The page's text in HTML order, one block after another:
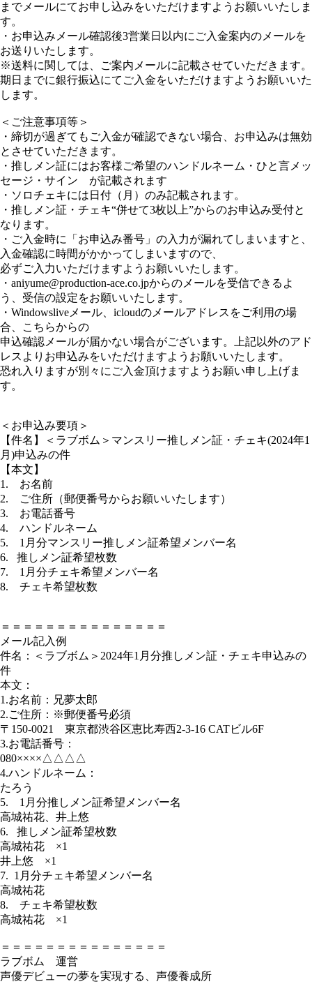
までメールにてお申し込みをいただけますようお願いいたしま
す。
・お申込みメール確認後3営業日以内にご入金案内のメールを
お送りいたします。
※送料に関しては、ご案内メールに記載させていただきます。
期日までに銀行振込にてご入金をいただけますようお願いいた
します。
＜ご注意事項等＞
・締切が過ぎてもご入金が確認できない場合、お申込みは無効
とさせていただきます。
・推しメン証にはお客様ご希望のハンドルネーム・ひと言メッ
セージ・サイン が記載されます
・ソロチェキには日付（月）のみ記載されます。
・推しメン証・チェキ“併せて3枚以上”からのお申込み受付と
なります。
・ご入金時に「お申込み番号」の入力が漏れてしまいますと、
入金確認に時間がかかってしまいますので、
必ずご入力いただけますようお願いいたします。
・aniyume@production-ace.co.jpからのメールを受信できるよ
う、受信の設定をお願いいたします。
・Windowsliveメール、icloudのメールアドレスをご利用の場
合、こちらからの
申込確認メールが届かない場合がございます。上記以外のアド
レスよりお申込みをいただけますようお願いいたします。
恐れ入りますが別々にご入金頂けますようお願い申し上げま
す。
＜お申込み要項＞
【件名】＜ラブボム＞マンスリー推しメン証・チェキ(2024年1
月)申込みの件
【本文】
1. お名前
2. ご住所（郵便番号からお願いいたします）
3. お電話番号
4. ハンドルネーム
5. 1月分マンスリー推しメン証希望メンバー名
6. 推しメン証希望枚数
7. 1月分チェキ希望メンバー名
8. チェキ希望枚数
＝＝＝＝＝＝＝＝＝＝＝＝＝＝＝
メール記入例
件名：＜ラブボム＞2024年1月分推しメン証・チェキ申込みの
件
本文：
1.お名前：兄夢太郎
2.ご住所：※郵便番号必須
〒150-0021 東京都渋谷区恵比寿西2-3-16 CATビル6F
3.お電話番号：
080××××△△△△
4.ハンドルネーム：
たろう
5. 1月分推しメン証希望メンバー名
高城祐花、井上悠
6. 推しメン証希望枚数
高城祐花 ×1
井上悠 ×1
7. 1月分チェキ希望メンバー名
高城祐花
8. チェキ希望枚数
高城祐花 ×1
＝＝＝＝＝＝＝＝＝＝＝＝＝＝＝
ラブボム 運営
声優デビューの夢を実現する、声優養成所